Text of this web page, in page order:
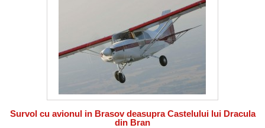
Survol cu avionul in Brasov deasupra Castelului lui Dracula
din Bran